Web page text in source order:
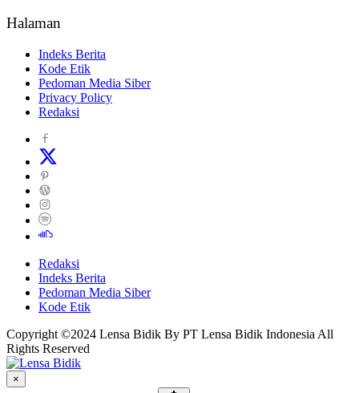
Halaman
Indeks Berita
Kode Etik
Pedoman Media Siber
Privacy Policy
Redaksi
Redaksi
Indeks Berita
Pedoman Media Siber
Kode Etik
Copyright ©2024 Lensa Bidik By PT Lensa Bidik Indonesia All
Rights Reserved
×